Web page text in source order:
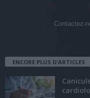
Contactez-
ENCORE PLUS D'ARTICLES